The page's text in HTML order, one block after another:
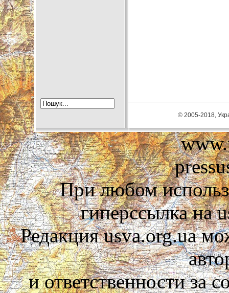
© 2005-2018,
При любом
гиперссылка на
Редакция usva.org.ua
и ответственности за